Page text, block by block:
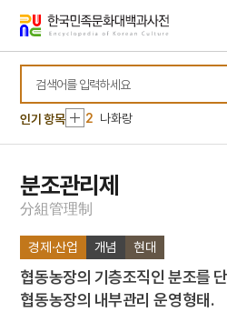
바로가기
바로가기
검
인기 항목
10 정이품
1 금성대군
2 나화랑
3 세종
4
김순부전
5
묘청의 난
유전
8
이슬람교
9
일제강점기
분조관리제
分組管理制
경제·산업 개념 현대
협동농장의 기층조직인 분조를
협동농장의 내부관리 운영형태.